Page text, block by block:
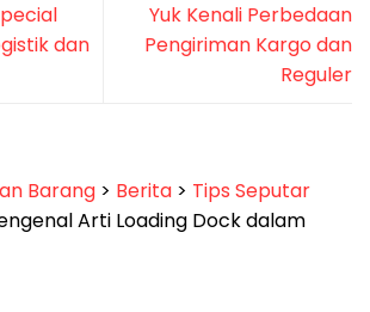
dan
Yuk Kenali Perbedaan
Pengiriman Kargo dan
Reguler
Barang > Berita > Tips Seputar
Arti Loading Dock dalam